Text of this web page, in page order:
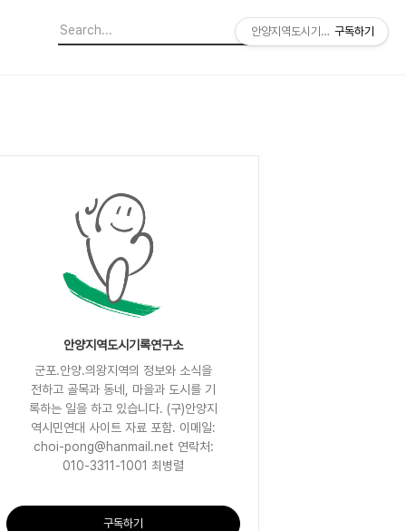
안양지역도시기록연구소
군포.안양.의왕지역의 정보와 소식을
전하고 골목과 동네, 마을과 도시를 기
록하는 일을 하고 있습니다. (구)안양지
역시민연대 사이트 자료 포함. 이메일:
choi-pong@hanmail.net 연락처:
010-3311-1001 최병렬
구독하기
안양지역도시기록연구소
구독하기